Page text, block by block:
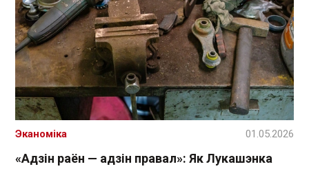
«Адзін раён — адзін правал»: Як Лукашэнка
Эканоміка 01.05.2026